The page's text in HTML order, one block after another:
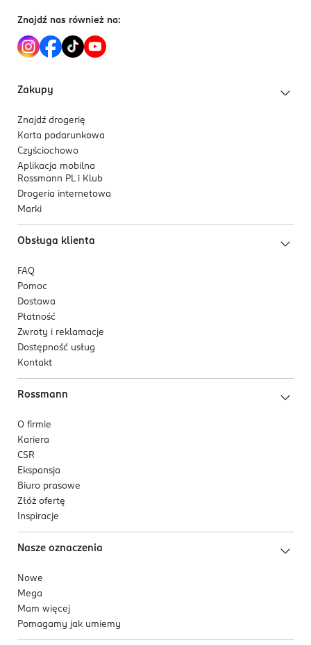
Znajdź nas również na:
Zakupy
Znajdź drogerię
Karta podarunkowa
Czyściochowo
Aplikacja mobilna
Rossmann PL i Klub
Drogeria internetowa
Marki
Obsługa klienta
FAQ
Pomoc
Dostawa
Płatność
Zwroty i reklamacje
Dostępność usług
Kontakt
Rossmann
O firmie
Kariera
CSR
Ekspansja
Biuro prasowe
Złóż ofertę
Inspiracje
Nasze oznaczenia
Nowe
Mega
Mam więcej
Pomagamy jak umiemy